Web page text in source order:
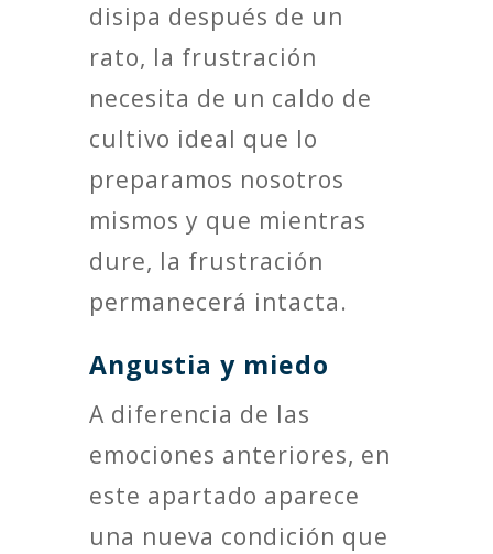
disipa después de un
rato, la frustración
necesita de un caldo de
cultivo ideal que lo
preparamos nosotros
mismos y que mientras
dure, la frustración
permanecerá intacta.
Angustia y miedo
A diferencia de las
emociones anteriores, en
este apartado aparece
una nueva condición que